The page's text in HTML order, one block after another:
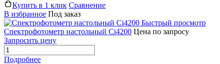
Купить в 1 клик Сравнение
В избранное Под заказ
Быстрый просмотр
Спектрофотометр настольный Ci4200 Цена по запросу
Запросить цену
Подробнее